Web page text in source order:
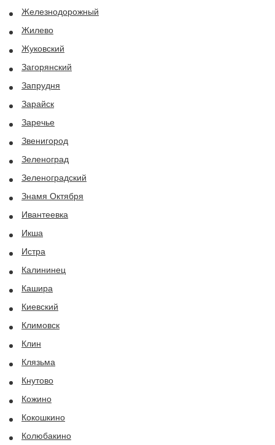
Железнодорожный
Жилево
Жуковский
Загорянский
Запрудня
Зарайск
Заречье
Звенигород
Зеленоград
Зеленоградский
Знамя Октября
Ивантеевка
Икша
Истра
Калининец
Кашира
Киевский
Климовск
Клин
Клязьма
Кнутово
Кожино
Кокошкино
Колюбакино